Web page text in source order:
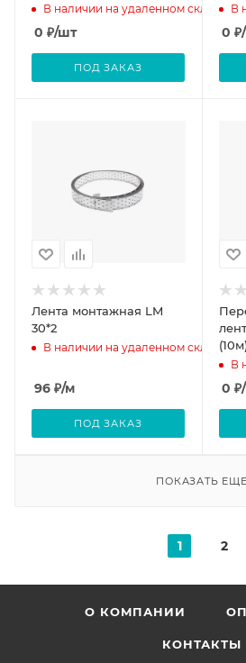
В наличии на удаленном складе
0 ₽/шт
ПОД ЗАКАЗ
В
0 ₽
Лента монтажная LM
30*2
В наличии на удаленном складе
96 ₽/м
ПОД ЗАКАЗ
В
0 ₽
ПОКАЗАТЬ ЕЩЕ
1 2
О КОМПАНИИ
КОНТАКТЫ